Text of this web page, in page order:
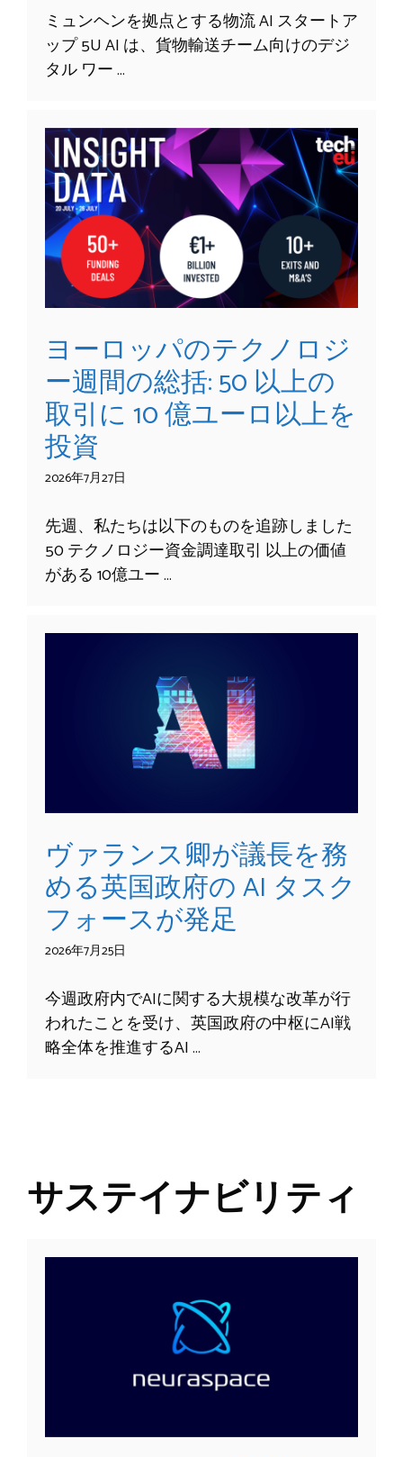
ミュンヘンを拠点とする物流 AI スタートア
ップ 5U AI は、貨物輸送チーム向けのデジ
タル ワー …
ヨーロッパのテクノロジ
ー週間の総括: 50 以上の
取引に 10 億ユーロ以上を
投資
2026年7月27日
先週、私たちは以下のものを追跡しました
50 テクノロジー資金調達取引 以上の価値
がある 10億ユー …
ヴァランス卿が議長を務
める英国政府の AI タスク
フォースが発足
2026年7月25日
今週政府内でAIに関する大規模な改革が行
われたことを受け、英国政府の中枢にAI戦
略全体を推進するAI …
サステイナビリティ